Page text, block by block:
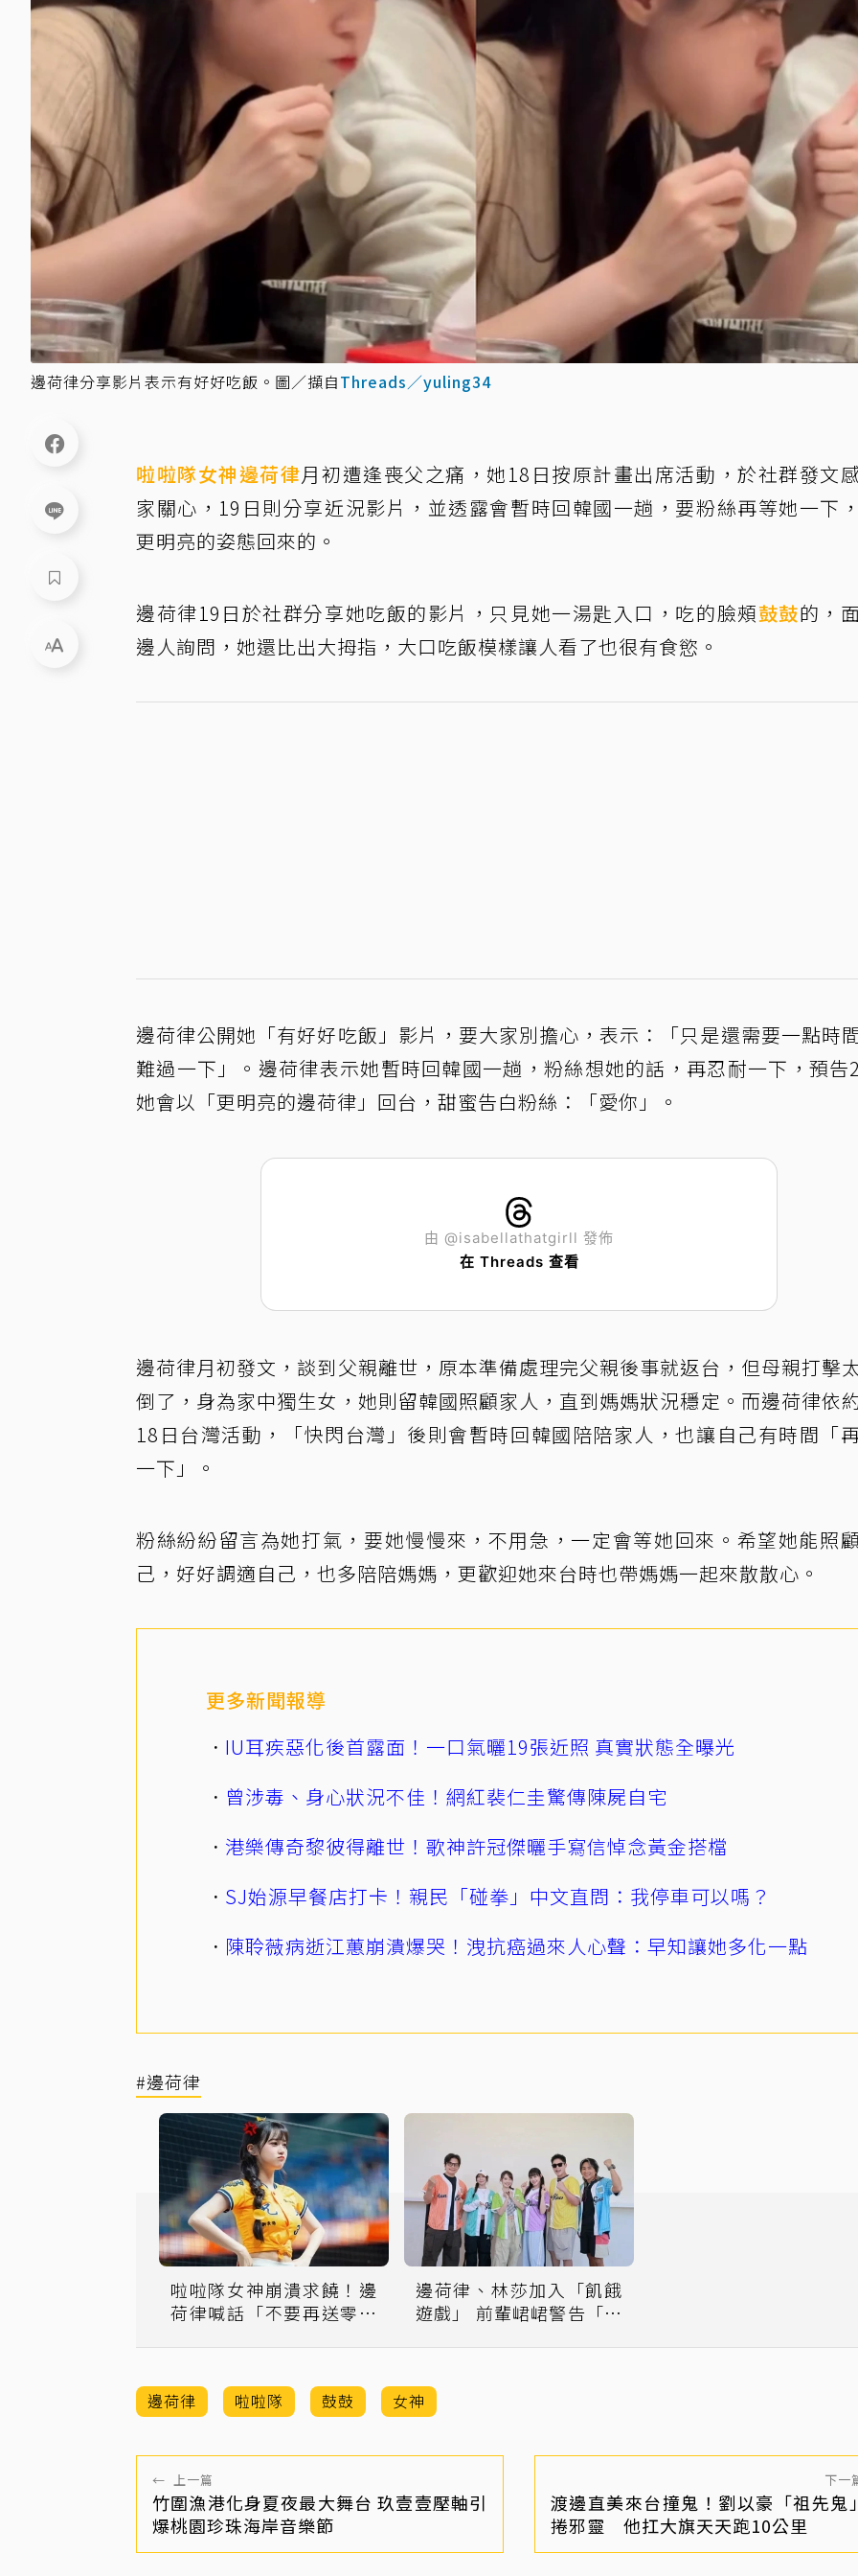
邊荷律分享影片表示有好好吃飯。圖／擷自Threads／yuling34
啦啦隊女神邊荷律月初遭逢喪父之痛，她18日按原計畫出席活動，於社群發文
家關心，19日則分享近況影片，並透露會暫時回韓國一趟，要粉絲再等她一下
更明亮的姿態回來的。
邊荷律19日於社群分享她吃飯的影片，只見她一湯匙入口，吃的臉頰鼓鼓的，
邊人詢問，她還比出大拇指，大口吃飯模樣讓人看了也很有食慾。
邊荷律公開她「有好好吃飯」影片，要大家別擔心，表示：「只是還需要一點時
難過一下」。邊荷律表示她暫時回韓國一趟，粉絲想她的話，再忍耐一下，預告
她會以「更明亮的邊荷律」回台，甜蜜告白粉絲：「愛你」。
由 @isabellathatgirll 發佈
在 Threads 查看
邊荷律月初發文，談到父親離世，原本準備處理完父親後事就返台，但母親打擊
倒了，身為家中獨生女，她則留韓國照顧家人，直到媽媽狀況穩定。而邊荷律依
18日台灣活動，「快閃台灣」後則會暫時回韓國陪陪家人，也讓自己有時間「
一下」。
粉絲紛紛留言為她打氣，要她慢慢來，不用急，一定會等她回來。希望她能照
己，好好調適自己，也多陪陪媽媽，更歡迎她來台時也帶媽媽一起來散散心。
更多新聞報導
IU耳疾惡化後首露面！一口氣曬19張近照 真實狀態全曝光
曾涉毒、身心狀況不佳！網紅裴仁圭驚傳陳屍自宅
港樂傳奇黎彼得離世！歌神許冠傑曬手寫信悼念黃金搭檔
SJ始源早餐店打卡！親民「碰拳」中文直問：我停車可以嗎？
陳聆薇病逝江蕙崩潰爆哭！洩抗癌過來人心聲：早知讓她多化一點
#邊荷律
啦啦隊女神崩潰求饒！邊
荷律喊話「不要再送零食
邊荷律、林莎加入「飢餓
遊戲」 前輩峮峮警告「不
邊荷律 啦啦隊 鼓鼓 女神
← 上一篇
竹圍漁港化身夏夜最大舞台 玖壹壹壓軸引
爆桃園珍珠海岸音樂節
下一
渡邊直美來台撞鬼！劉以豪「祖先鬼
捲邪靈 他扛大旗天天跑10公里